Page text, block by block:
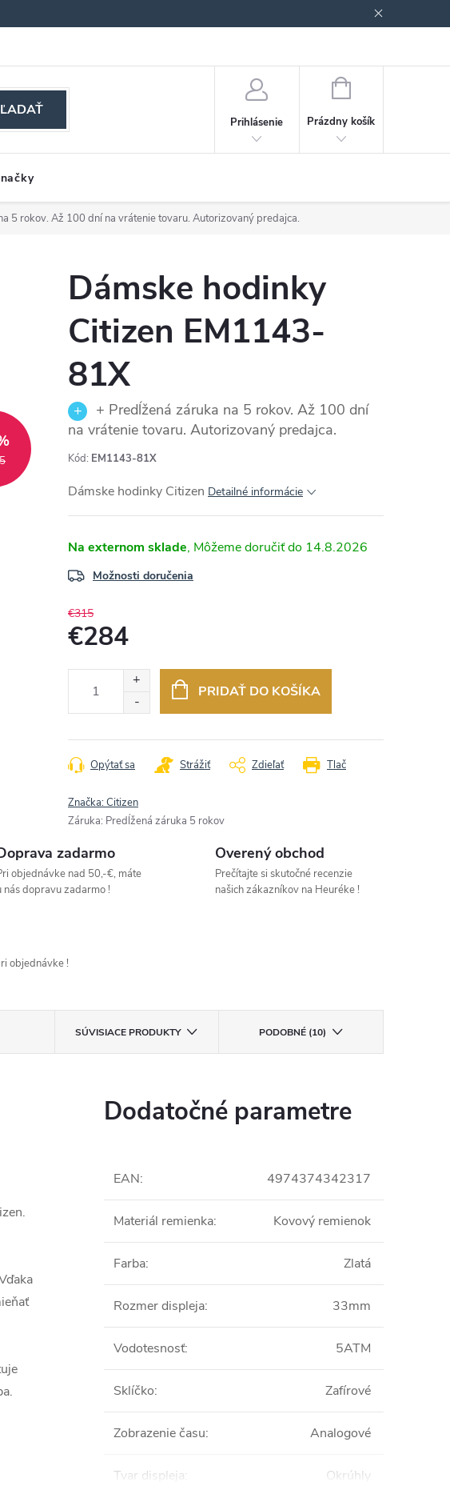
podmienky
Prihlásenie
NÁKUPNÝ
Prázdny košík
5 rokov. Až 100 dní na vrátenie tovaru. Autorizovaný predajca.
Dámske hodinky
Citizen EM1143-
81X
+ Predĺžená záruka na 5 rokov. Až 100 dní
na vrátenie tovaru. Autorizovaný predajca.
Kód: EM1143-81X
Dámske hodinky Citizen Detailné informácie
Na externom sklade 14.8.2026
Možnosti doručenia
€315
€284
PRIDAŤ DO KOŠÍKA
Tlač
Opýtať sa Strážiť Zdieľať
Značka:Citizen
Záruka: Predĺžená záruka 5 rokov
zadarmo
objednávke nad 50,-€, máte
nás dopravu zadarmo !
Overený obchod
Prečítajte si skutočné recenzie
našich zákazníkov na Heuréke !
objednávke !
SÚVISIACE PRODUKTY PODOBNÉ (10)
Dodatočné parametre
EAN: 4974374342317
Materiál remienka: Kovový remienok
Farba: Zlatá
Rozmer displeja: 33mm
Vodotesnosť: 5ATM
Sklíčko: Zafírové
Zobrazenie času: Analogové
Tvar displeja: Okrúhly